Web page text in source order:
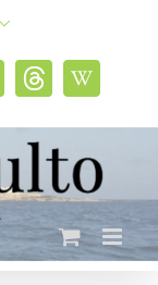
ThreadsWikipedia